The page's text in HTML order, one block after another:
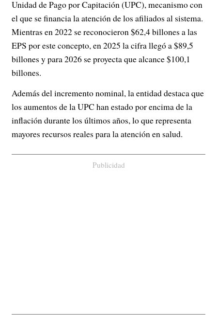
Unidad de Pago por Capitación (UPC), mecanismo con
el que se financia la atención de los afiliados al sistema.
Mientras en 2022 se reconocieron $62,4 billones a las
EPS por este concepto, en 2025 la cifra llegó a $89,5
billones y para 2026 se proyecta que alcance $100,1
billones.
Además del incremento nominal, la entidad destaca que
los aumentos de la UPC han estado por encima de la
inflación durante los últimos años, lo que representa
mayores recursos reales para la atención en salud.
Publicidad